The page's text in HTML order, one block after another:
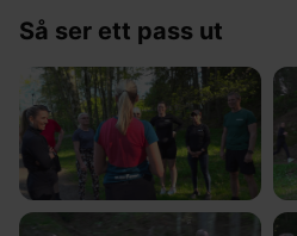
Så ser ett pass ut